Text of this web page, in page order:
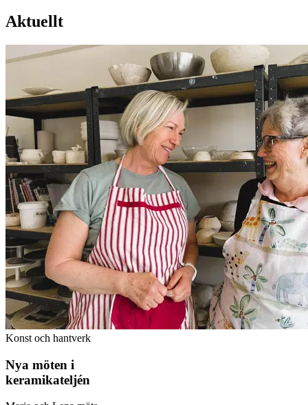
Aktuellt
Konst och hantverk
Nya möten i
keramikateljén